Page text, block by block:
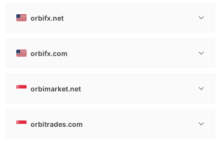
orbifx.net
orbifx.com
orbimarket.net
orbitrades.com